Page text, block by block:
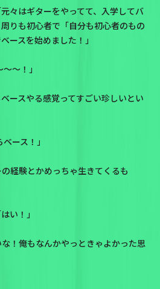
々はギターをやってて、入学してバ
りも初心者で「自分も初心者のもの
ースを始めました！」
～！」
ースやる感覚ってすごい珍しいとい
ース！」
経験とかめっちゃ生きてくるも
い！」
！俺もなんかやっときゃよかった思